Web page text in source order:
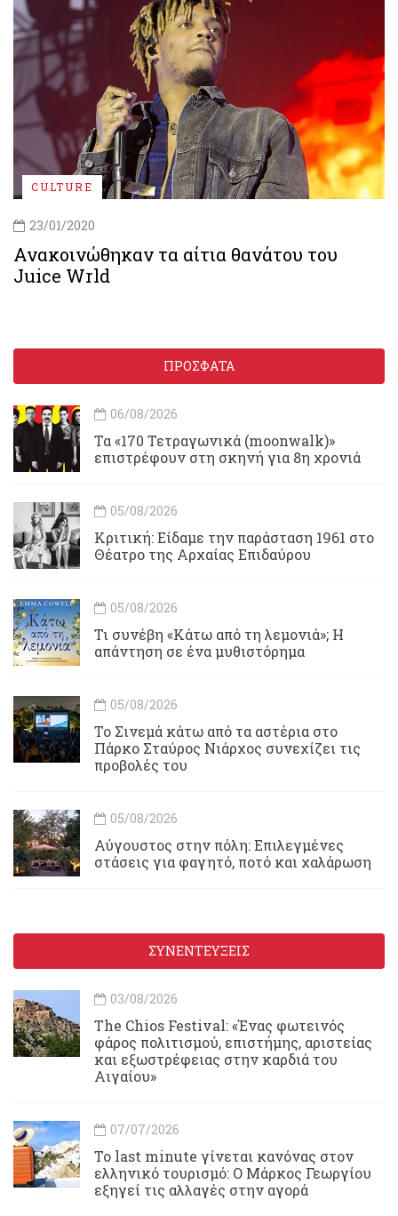
CULTURE
23/01/2020
Ανακοινώθηκαν τα αίτια θανάτου του
Juice Wrld
ΠΡΟΣΦΑΤΑ
06/08/2026
Τα «170 Τετραγωνικά (moonwalk)»
επιστρέφουν στη σκηνή για 8η χρονιά
05/08/2026
Κριτική: Είδαμε την παράσταση 1961 στο
Θέατρο της Αρχαίας Επιδαύρου
05/08/2026
Τι συνέβη «Κάτω από τη λεμονιά»; Η
απάντηση σε ένα μυθιστόρημα
05/08/2026
To Σινεμά κάτω από τα αστέρια στο
Πάρκο Σταύρος Νιάρχος συνεχίζει τις
προβολές του
05/08/2026
Αύγουστος στην πόλη: Επιλεγμένες
στάσεις για φαγητό, ποτό και χαλάρωση
ΣΥΝΕΝΤΕΥΞΕΙΣ
03/08/2026
Τhe Chios Festival: «Ένας φωτεινός
φάρος πολιτισμού, επιστήμης, αριστείας
και εξωστρέφειας στην καρδιά του
Αιγαίου»
07/07/2026
Το last minute γίνεται κανόνας στον
ελληνικό τουρισμό: Ο Μάρκος Γεωργίου
εξηγεί τις αλλαγές στην αγορά